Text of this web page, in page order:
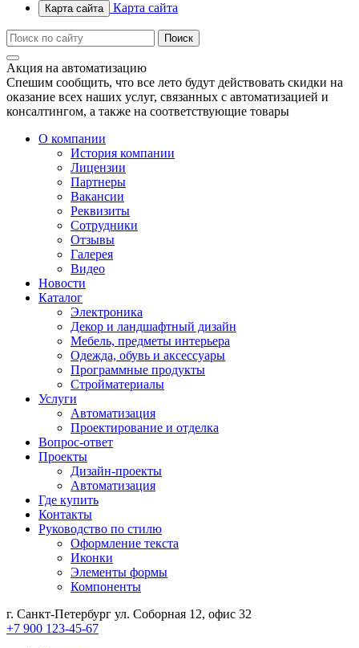
Карта сайта Карта сайта
Акция на автоматизацию
Спешим сообщить, что все лето будут действовать скидки на
оказание всех наших услуг, связанных с автоматизацией и
консалтингом, а также на соответствующие товары
О компании
История компании
Лицензии
Партнеры
Вакансии
Реквизиты
Сотрудники
Отзывы
Галерея
Видео
Новости
Каталог
Электроника
Декор и ландшафтный дизайн
Мебель, предметы интерьера
Одежда, обувь и аксессуары
Программные продукты
Стройматериалы
Услуги
Автоматизация
Проектирование и отделка
Вопрос-ответ
Проекты
Дизайн-проекты
Автоматизация
Где купить
Контакты
Руководство по стилю
Оформление текста
Иконки
Элементы формы
Компоненты
г. Санкт-Петербург ул. Соборная 12, офис 32
+7 900 123-45-67